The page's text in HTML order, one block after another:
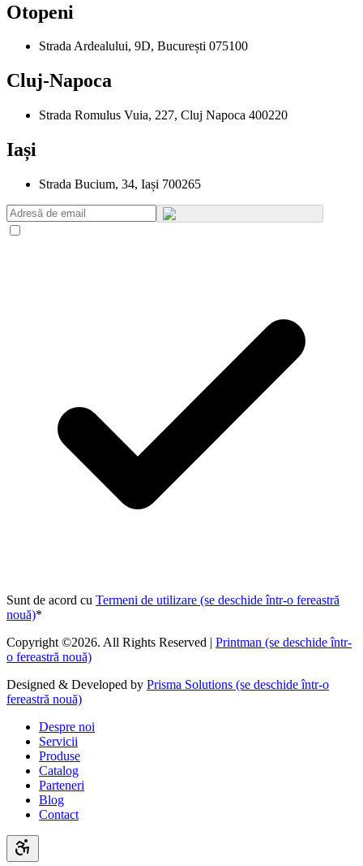
Otopeni
Strada Ardealului, 9D, București 075100
Cluj-Napoca
Strada Romulus Vuia, 227, Cluj Napoca 400220
Iași
Strada Bucium, 34, Iași 700265
Sunt de acord cu Termeni de utilizare (se deschide într-o fereastră
nouă)*
Copyright ©2026. All Rights Reserved | Printman (se deschide într-
o fereastră nouă)
Designed & Developed by Prisma Solutions (se deschide într-o
fereastră nouă)
Despre noi
Servicii
Produse
Catalog
Parteneri
Blog
Contact